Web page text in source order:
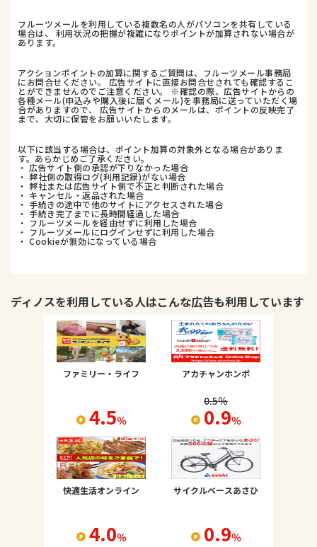
フルーツメールを利用している複数名の人がパソコンを共有している
場合は、 利用状況の把握が複雑になりポイントが加算されない場合が
あります。
アクションポイントの加算に関するご質問は、フルーツメール事務局
にお問合せください。 広告サイトに直接お問合せされても確認するこ
とができませんのでご注意ください。 ※確認の際、広告サイトからの
各種メール(申込みや購入後に届くメール)を事務局に送っていただく場
合がありますので、 広告サイトからのメールは、ポイントの反映完了
まで、大切に保管をお願いいたします。
以下に該当する場合は、ポイント加算の対象外となる場合がありま
す。あらかじめご了承ください。
・ 広告サイト側の承認が下りなかった場合
・ 弊社側の取得ログ(利用記録)がない場合
・ 弊社または広告サイト側で不正と判断された場合
・ キャンセル・返品された場合
・ 手続きの途中で他のサイトにアクセスされた場合
・ 手続き完了までに長時間経過した場合
・ フルーツメールを経由せずに利用した場合
・ フルーツメールにログインせずに利用した場合
・ Cookieが無効になっている場合
ディノスを利用している人はこんな広告も利用しています
ファミリー・ライフ
4.5％
アカチャンホンポ
0.5％
0.9％
快適生活オンライン
4.0％
サイクルベースあさひ
0.9％